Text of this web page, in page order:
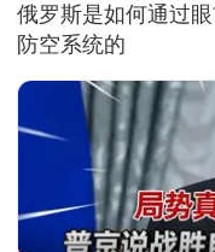
俄罗斯是如何通过
防空系统的